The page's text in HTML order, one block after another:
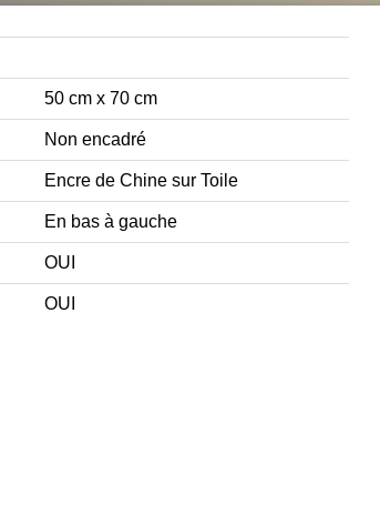
50 cm x 70 cm
Non encadré
Encre de Chine sur Toile
En bas à gauche
OUI
OUI